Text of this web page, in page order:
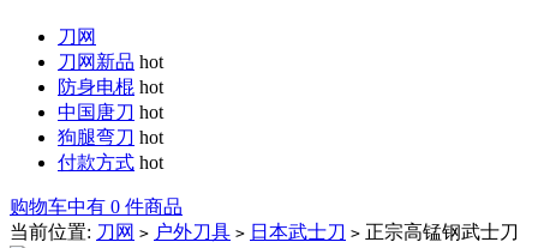
刀网
刀网新品 hot
防身电棍 hot
中国唐刀 hot
狗腿弯刀 hot
付款方式 hot
购物车中有 0 件商品
当前位置: 刀网 > 户外刀具 > 日本武士刀 > 正宗高锰钢武士刀